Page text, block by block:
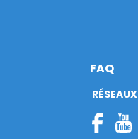
FAQ
RÉSEAUX